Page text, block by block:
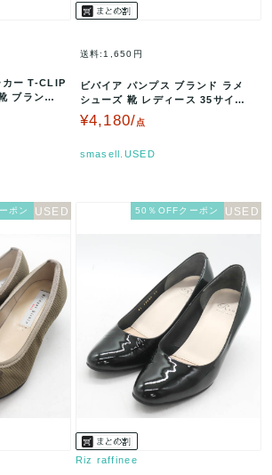
カー T-CLIP
ブランド
送料:1,650円
ビバイア パンプス ブランド ラメ
シューズ 靴 レディース 35サイズ
ネイビー VIVAIA 【…
¥4,180/点
smasell.USED
ポン 50％OFFクーポン
Riz raffinee